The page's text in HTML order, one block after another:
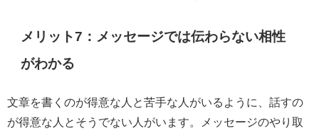
メリット7：メッセージでは伝わらない相性
がわかる
文章を書くのが得意な人と苦手な人がいるように、話すの
が得意な人とそうでない人がいます。メッセージのやり取